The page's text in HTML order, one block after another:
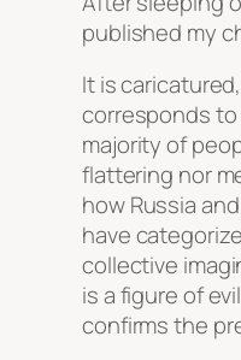
published my
It is
corresponds
majority of
flattering nor
how Russia
have
collective
is a figure of
confirms the